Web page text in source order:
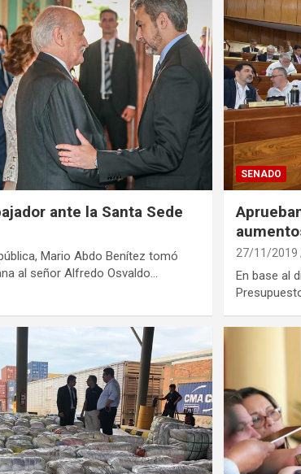
ante la Santa Sede
Mario Abdo Benítez tomó
al señor Alfredo Osvaldo…
SENADO
27/11/2019
En base al